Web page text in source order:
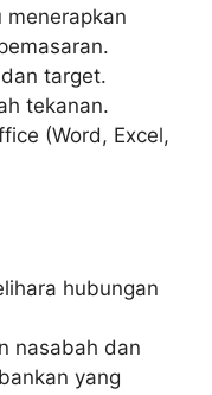
menerapkan
target.
tekanan.
(Word, Excel,
hubungan
nasabah dan
yang